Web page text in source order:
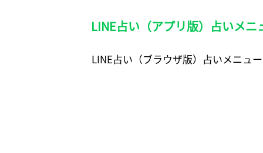
LINE占い（アプリ版）占いメ
LINE占い（ブラウザ版）占いメニュ